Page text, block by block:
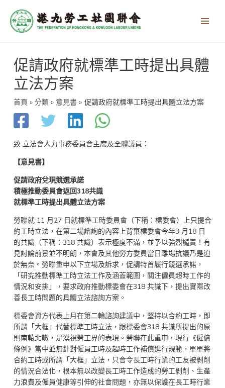
促請政府就標準工時提出具體
立法方案
首頁 分類 意見書 促請政府就標準工時提出具體立法方案
致 立法會人力事務委員會主席及全體議員：
【意見書】
促請政府兌現競選承諾
積極推動委員會返回318共識
就標準工時提出具體立法方案
勞聯就 11 月27 日就標準工時委員會（下稱：標委會）上只提合
約工時立法，在第二場諮詢的內容上背棄標委會今年3 月18 日
的共識（下稱：318 共識）表示極度不滿，並予以強烈譴責！有
見討論前景並不明朗，本會及其他勞方委員當日離場抗議乃是迫
於無奈。勞聯重申以下立場及訴求，促請特首履行競選承諾，
「研究推動標準工時立法工作及涵蓋範圍，關注僱員超時工作的
情況和安排」，要求政府推動標委會在318 共識下，提出實際改
善長工時問題的具體立法諮詢方案。
標委會資方代表上月在第二輪諮詢建議中，堅持以合約工時，即
所謂「大框」代替標準工時立法，跟標委會318 共識所提出的原
則南轅北轍，是漠視勞工界的表現。勞聯在此重申，現行《僱傭
條例》當中並無針對僱員工時及超時工作補償進行規範，單單將
合約工時或所謂「大框」立法，只會令長工時行業的工友被剝削
的情況合法化，根本無以改變長工時工作造成的勞工剝削、生產
力浪費及僱員健康等引伸的社會問題，亦無以保護在長工時行業
章
導
覽